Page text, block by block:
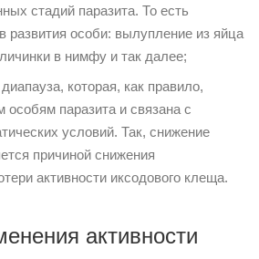
стадий паразита. То есть
развития особи: вылупление из яйца
в нимфу и так далее;
которая, как правило,
паразита и связана с
условий. Так, снижение
причиной снижения
активности иксодового клеща.
активности